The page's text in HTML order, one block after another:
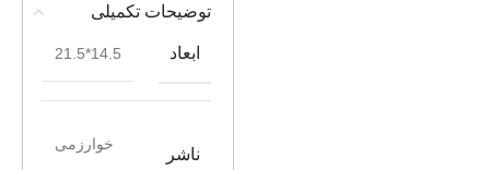
توضیحات تکمیلی
ابعاد 14.5*21.5
ناشر
خوارزمی